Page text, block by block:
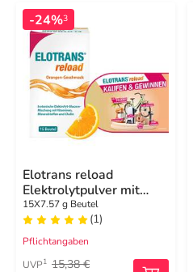
-24%3
Elotrans reload
Elektrolytpulver mit
Vitaminen
15X7.57 g Beutel
(1)
Pflichtangaben
UVP1 15,38 €